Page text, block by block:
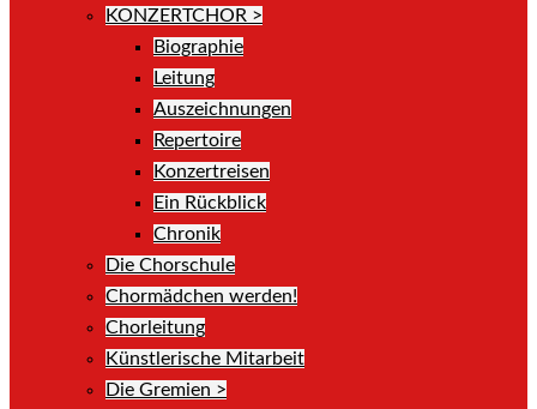
KONZERTCHOR >
Biographie
Leitung
Auszeichnungen
Repertoire
Konzertreisen
Ein Rückblick
Chronik
Die Chorschule
Chormädchen werden!
Chorleitung
Künstlerische Mitarbeit
Die Gremien >